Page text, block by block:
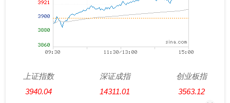
上证指数
3940.04
深证成指
14311.01
创业板指
3563.12